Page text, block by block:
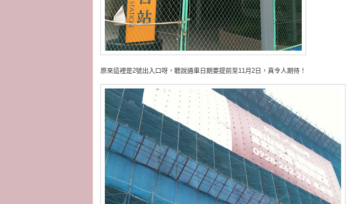
原來這裡是2號出入口呀，聽說通車日期要提前至11月2日，真令人期待！